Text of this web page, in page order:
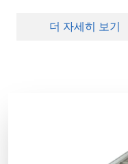
더 자세히 보기